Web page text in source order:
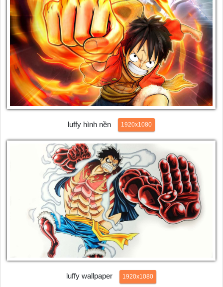
luffy hình nền 1920x1080
luffy wallpaper 1920x1080